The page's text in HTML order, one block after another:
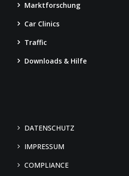
Marktforschung
Car Clinics
Traffic
Downloads & Hilfe
DATENSCHUTZ
IMPRESSUM
COMPLIANCE